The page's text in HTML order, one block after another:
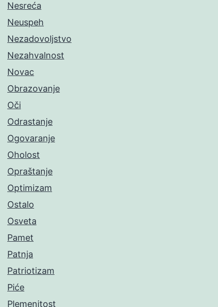
Nesreća
Neuspeh
Nezadovoljstvo
Nezahvalnost
Novac
Obrazovanje
Oči
Odrastanje
Ogovaranje
Oholost
Opraštanje
Optimizam
Ostalo
Osveta
Pamet
Patnja
Patriotizam
Piće
Plemenitost